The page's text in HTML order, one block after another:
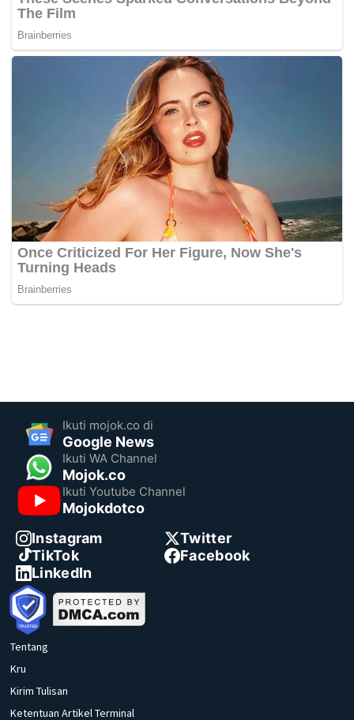
Ikuti mojok.co di
Google News
Ikuti WA Channel
Mojok.co
Ikuti Youtube Channel
Mojokdotco
Instagram
Twitter
TikTok
Facebook
LinkedIn
Tentang
Kru
Kirim Tulisan
Ketentuan Artikel Terminal